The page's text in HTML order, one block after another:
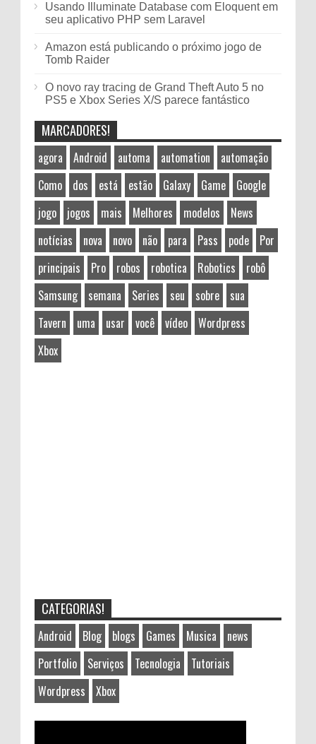
Usando Illuminate Database com Eloquent em
seu aplicativo PHP sem Laravel
Amazon está publicando o próximo jogo de
Tomb Raider
O novo ray tracing de Grand Theft Auto 5 no
PS5 e Xbox Series X/S parece fantástico
MARCADORES!
agora Android automa automation
automação
Como
dos está estão Galaxy Game
Google
jogo
jogos mais Melhores modelos
News
notícias
nova novo não para Pass pode
Por
principais
Pro robos robotica Robotics
robô
Samsung
semana Series seu sobre
sua
Tavern
uma usar você vídeo
Wordpress
Xbox
CATEGORIAS!
Android Blog blogs Games Musica
news
Portfolio
Serviços Tecnologia
Tutoriais
Wordpress
Xbox